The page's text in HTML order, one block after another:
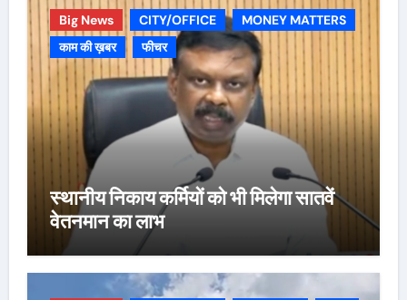
Big News CITY/OFFICE
MONEY MATTERS
काम की ख़बर
फीचर
स्थानीय निकाय कर्मियों को भी मिलेगा सातवें
वेतनमान का लाभ